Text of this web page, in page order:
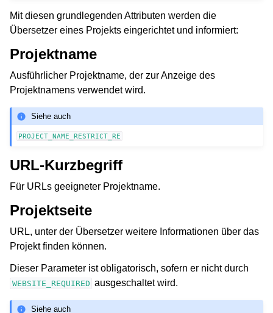
Mit diesen grundlegenden Attributen werden die
Übersetzer eines Projekts eingerichtet und informiert:
Projektname
Ausführlicher Projektname, der zur Anzeige des
Projektnamens verwendet wird.
Siehe auch
PROJECT_NAME_RESTRICT_RE
URL-Kurzbegriff
Für URLs geeigneter Projektname.
Projektseite
URL, unter der Übersetzer weitere Informationen über das
Projekt finden können.
Dieser Parameter ist obligatorisch, sofern er nicht durch
WEBSITE_REQUIRED ausgeschaltet wird.
Siehe auch